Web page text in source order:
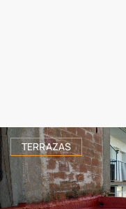
TERRAZAS